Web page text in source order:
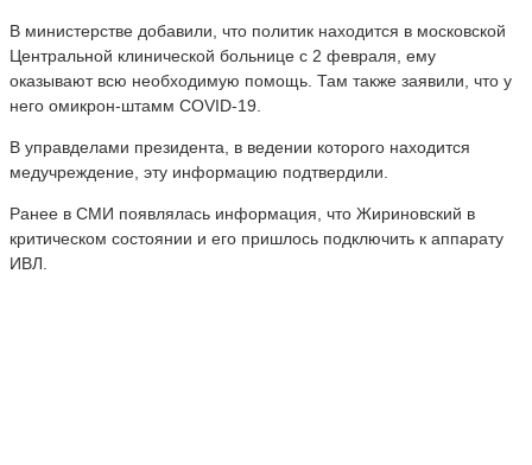
В министерстве добавили, что политик находится в московской
Центральной клинической больнице с 2 февраля, ему
оказывают всю необходимую помощь. Там также заявили, что у
него омикрон-штамм COVID-19.
В управделами президента, в ведении которого находится
медучреждение, эту информацию подтвердили.
Ранее в СМИ появлялась информация, что Жириновский в
критическом состоянии и его пришлось подключить к аппарату
ИВЛ.